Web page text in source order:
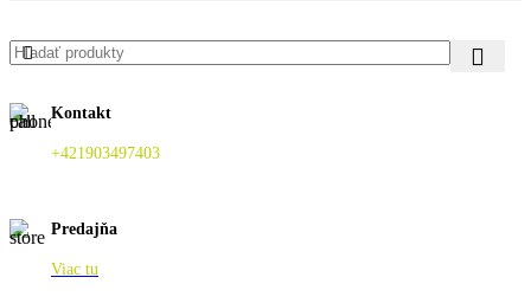
Kontakt
+421903497403
Predajňa
Viac tu